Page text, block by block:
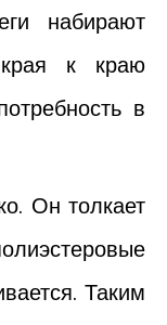
набирают
к краю
в
Он толкает
Таким